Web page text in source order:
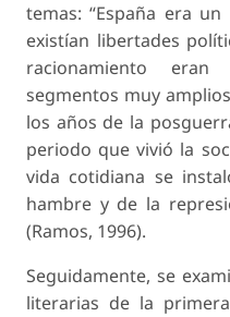
temas: “España era
existían libertades
racionamiento
segmentos muy
los años de la
periodo que vivió la
vida cotidiana se
hambre y de la
(Ramos, 1996).
Seguidamente, se
literarias de la